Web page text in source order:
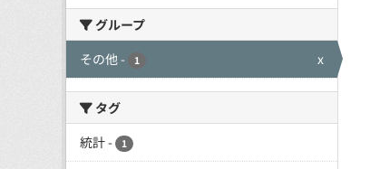
グループ
その他- 1 x
タグ
統計- 1